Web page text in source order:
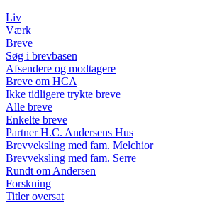
Liv
Værk
Breve
Søg i brevbasen
Afsendere og modtagere
Breve om HCA
Ikke tidligere trykte breve
Alle breve
Enkelte breve
Partner H.C. Andersens Hus
Brevveksling med fam. Melchior
Brevveksling med fam. Serre
Rundt om Andersen
Forskning
Titler oversat